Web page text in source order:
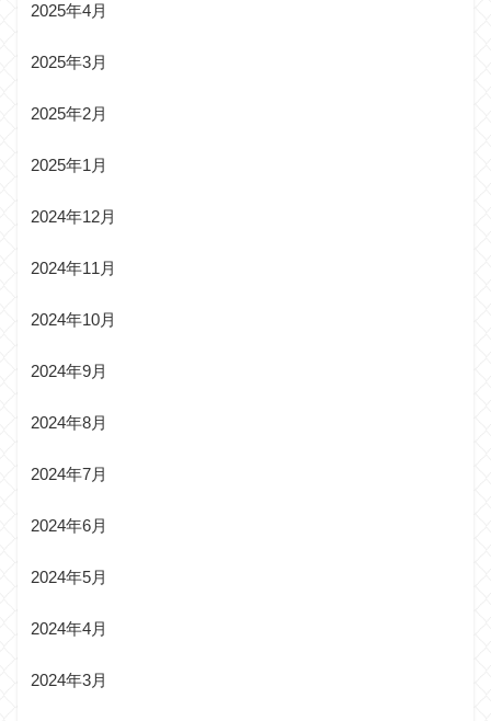
2025年4月
2025年3月
2025年2月
2025年1月
2024年12月
2024年11月
2024年10月
2024年9月
2024年8月
2024年7月
2024年6月
2024年5月
2024年4月
2024年3月